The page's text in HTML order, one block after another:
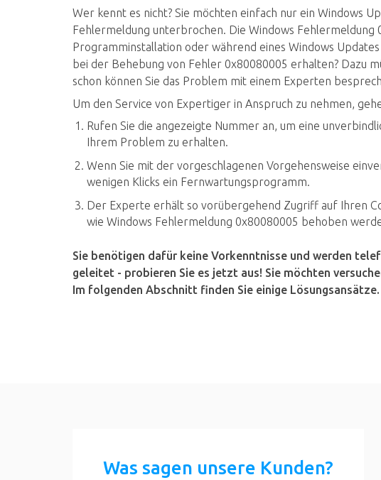
Wer kennt es nicht? Sie möchten einfach nur ein Windows
Fehlermeldung unterbrochen. Die Windows
Programminstallation oder während eines Windows
bei der Behebung von Fehler 0x80080005 erhalten? Dazu
schon können Sie das Problem mit einem Experten
Um den Service von Expertiger in Anspruch zu nehmen,
Rufen Sie die angezeigte Nummer an, um eine
Ihrem Problem zu erhalten.
Wenn Sie mit der vorgeschlagenen Vorgehensweise
wenigen Klicks ein Fernwartungsprogramm.
Der Experte erhält so vorübergehend Zugriff auf Ihren
wie Windows Fehlermeldung 0x80080005 behoben
Sie benötigen dafür keine Vorkenntnisse und werden
geleitet - probieren Sie es jetzt aus! Sie möchten
Im folgenden Abschnitt finden Sie einige Lösungsansätze.
Was sagen unsere Kunden?